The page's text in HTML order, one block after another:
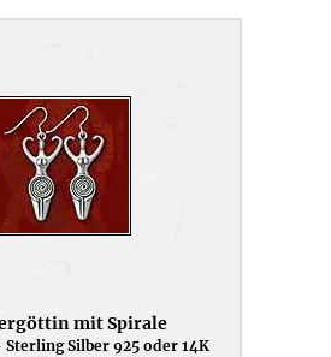
mit Spirale
Silber 925 oder 14K